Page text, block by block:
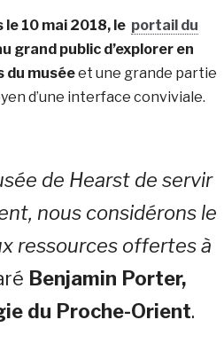
10 mai 2018, le portail du
grand public d’explorer en
du muséeet une grande partie
d’une interface conviviale.
de Hearst de servir
nous considérons le
ressources offertes à
Benjamin Porter,
du Proche-Orient.